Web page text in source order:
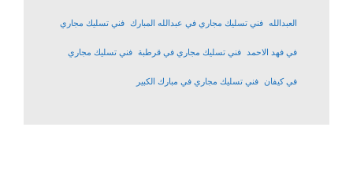
العبدالله فني تسليك مجاري في عبدالله المبارك فني تسليك مجاري
في فهد الاحمد فني تسليك مجاري في قرطبة فني تسليك مجاري
في كيفان فني تسليك مجاري في مبارك الكبير